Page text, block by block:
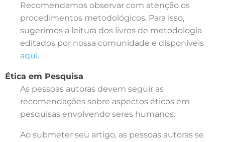
Recomendamos observar com atenção os
procedimentos metodológicos. Para isso,
sugerimos a leitura dos livros de metodologia
editados por nossa comunidade e disponíveis
aqui.
Ética em Pesquisa
As pessoas autoras devem seguir as
recomendações sobre aspectos éticos em
pesquisas envolvendo seres humanos.
Ao submeter seu artigo, as pessoas autoras se